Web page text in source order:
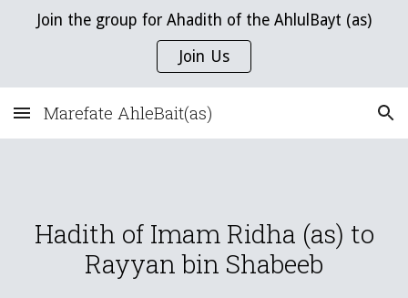
Skip to main content Skip to navigation
Join the group for Ahadith of the AhlulBayt (as)
Join Us
Marefate AhleBait(as)
Hadith of Imam Ridha (as) to
Rayyan bin Shabeeb